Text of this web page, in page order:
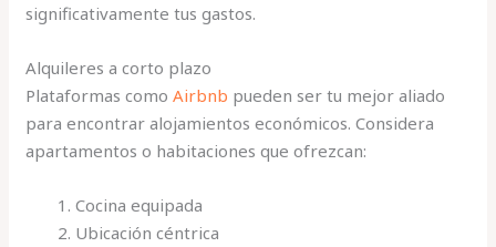
significativamente tus gastos.
Alquileres a corto plazo
Plataformas comoAirbnb pueden ser tu mejor aliado
para encontrar alojamientos económicos. Considera
apartamentos o habitaciones que ofrezcan:
Cocina equipada
Ubicación céntrica